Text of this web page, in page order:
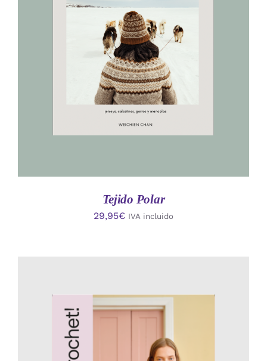
AÑADIR AL CARRITO
/
Tejido Polar
29,95€ IVA incluido